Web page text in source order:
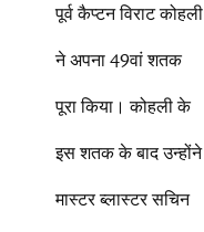
पूर्व कैप्टन विराट कोहली
ने अपना 49वां शतक
पूरा किया। कोहली के
इस शतक के बाद उन्होंने
मास्टर ब्लास्टर सचिन